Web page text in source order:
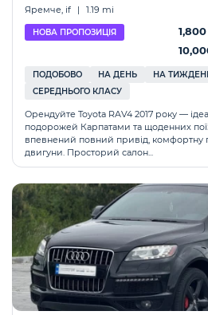
Яремче, if | 1.19 mi
НОВА ПРОПОЗИЦІЯ
ПОДОБОВО НА ДЕНЬ НА
СЕРЕДНЬОГО КЛАСУ
Орендуйте Toyota RAV4 2017 року —
подорожей Карпатами та щоденних
впевнений повний привід, комфортну
двигуни. Просторий салон...